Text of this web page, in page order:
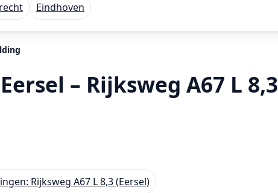
Eindhoven
– Rijksweg A67 L 8,3
Rijksweg A67 L 8,3 (Eersel)